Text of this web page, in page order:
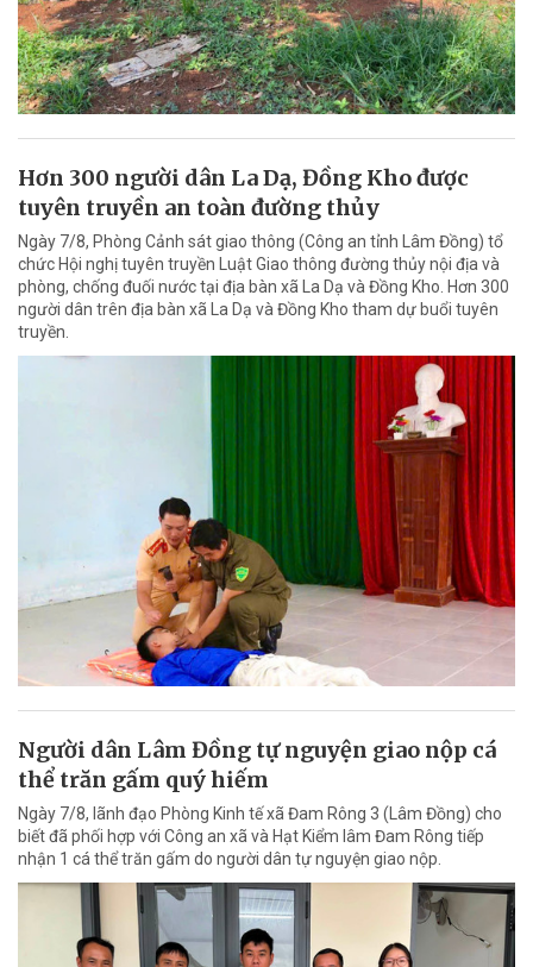
Hơn 300 người dân La Dạ, Đồng Kho được
tuyên truyền an toàn đường thủy
Ngày 7/8, Phòng Cảnh sát giao thông (Công an tỉnh Lâm Đồng) tổ
chức Hội nghị tuyên truyền Luật Giao thông đường thủy nội địa và
phòng, chống đuối nước tại địa bàn xã La Dạ và Đồng Kho. Hơn 300
người dân trên địa bàn xã La Dạ và Đồng Kho tham dự buổi tuyên
truyền.
Người dân Lâm Đồng tự nguyện giao nộp cá
thể trăn gấm quý hiếm
Ngày 7/8, lãnh đạo Phòng Kinh tế xã Đam Rông 3 (Lâm Đồng) cho
biết đã phối hợp với Công an xã và Hạt Kiểm lâm Đam Rông tiếp
nhận 1 cá thể trăn gấm do người dân tự nguyện giao nộp.